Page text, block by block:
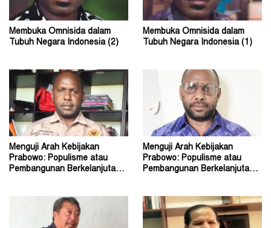
Membuka Omnisida dalam
Tubuh Negara Indonesia (2)
Membuka Omnisida dalam
Tubuh Negara Indonesia (1)
Menguji Arah Kebijakan
Prabowo: Populisme atau
Pembangunan Berkelanjutan?
Menguji Arah Kebijakan
Prabowo: Populisme atau
Pembangunan Berkelanjutan?